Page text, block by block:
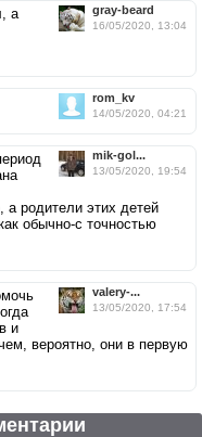
gray-beard
16/05/2020, 13:04
а
rom_kv
14/05/2020, 04:21
mik-gol...
13/05/2020, 19:54
а родители этих детей
обычно-с точностью
valery-...
13/05/2020, 17:54
и
вероятно, они в первую